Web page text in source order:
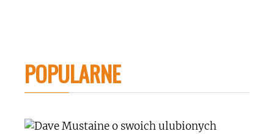
POPULARNE